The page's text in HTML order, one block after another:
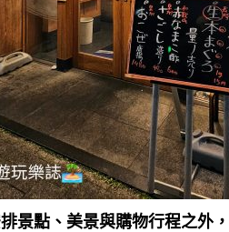
景點、美景與購物行程之外